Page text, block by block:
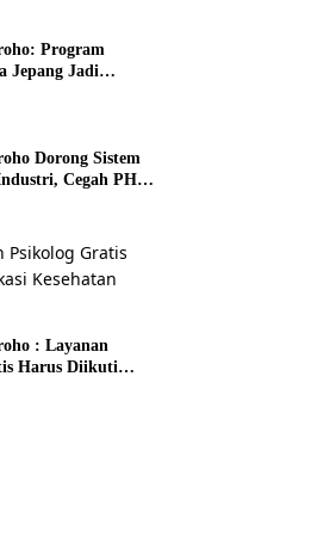
Program
Jepang Jadi
Dorong Sistem
Cegah PHK
: Layanan
Harus Diikuti